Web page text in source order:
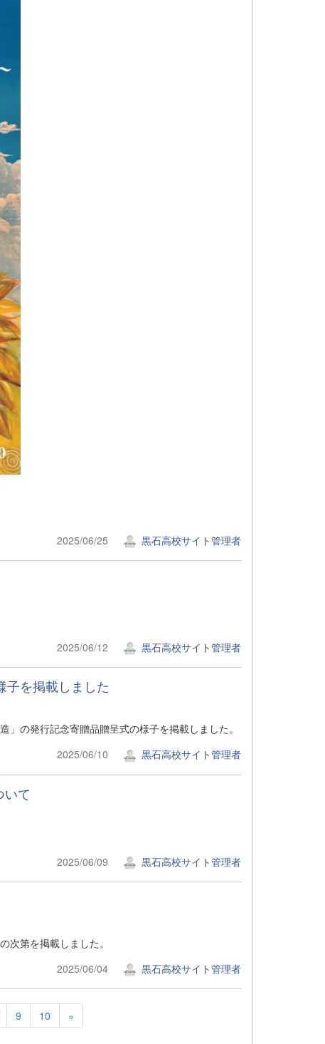
2025/06/25
黒石高校サイト管理者
2025/06/12
黒石高校サイト管理者
子を掲載しました
の発行記念寄贈品贈呈式の様子を掲載しました。
2025/06/10
黒石高校サイト管理者
いて
2025/06/09
黒石高校サイト管理者
次第を掲載しました。
2025/06/04
黒石高校サイト管理者
9 10 »